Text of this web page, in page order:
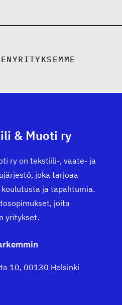
& Muoti ry
ry on tekstiili-, vaate- ja
joka tarjoaa
ja tapahtumia.
joita
yritykset.
10, 00130 Helsinki